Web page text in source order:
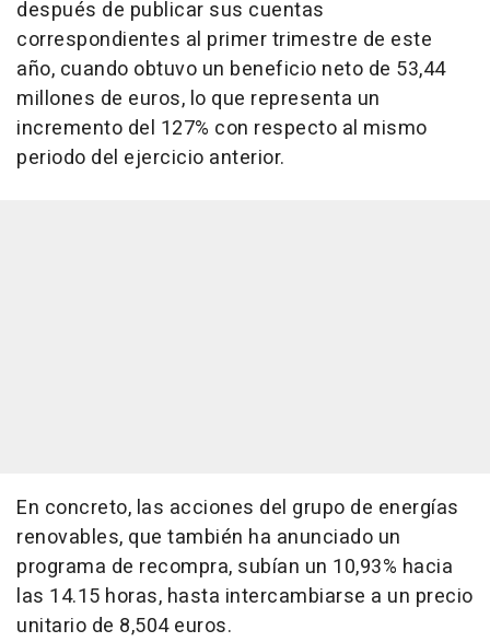
después de publicar sus cuentas
correspondientes al primer trimestre de este
año, cuando obtuvo un beneficio neto de 53,44
millones de euros, lo que representa un
incremento del 127% con respecto al mismo
periodo del ejercicio anterior.
En concreto, las acciones del grupo de energías
renovables, que también ha anunciado un
programa de recompra, subían un 10,93% hacia
las 14.15 horas, hasta intercambiarse a un precio
unitario de 8,504 euros.